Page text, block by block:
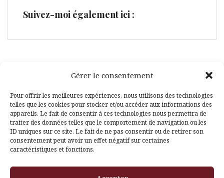
Gérer le consentement
Pour offrir les meilleures expériences, nous utilisons des technologies
telles que les cookies pour stocker et/ou accéder aux informations des
appareils. Le fait de consentir à ces technologies nous permettra de
traiter des données telles que le comportement de navigation ou les
ID uniques sur ce site. Le fait de ne pas consentir ou de retirer son
consentement peut avoir un effet négatif sur certaines
caractéristiques et fonctions.
Suivez-moi également ici :
Facebook
Pinterest